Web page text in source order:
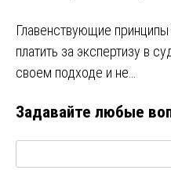
Главенствующие
платить за экспертизу в
своем подходе и не…
Задавайте любые